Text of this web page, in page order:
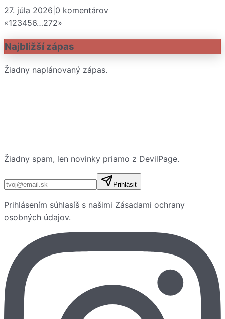
27. júla 2026 0 komentárov
«123456…272»
Najbližší zápas
Žiadny naplánovaný zápas.
Žiadny spam, len novinky priamo z DevilPage.
E-mailová adresa
Prihlásiť
Prihlásením súhlasíš s našimi Zásadami ochrany
osobných údajov.